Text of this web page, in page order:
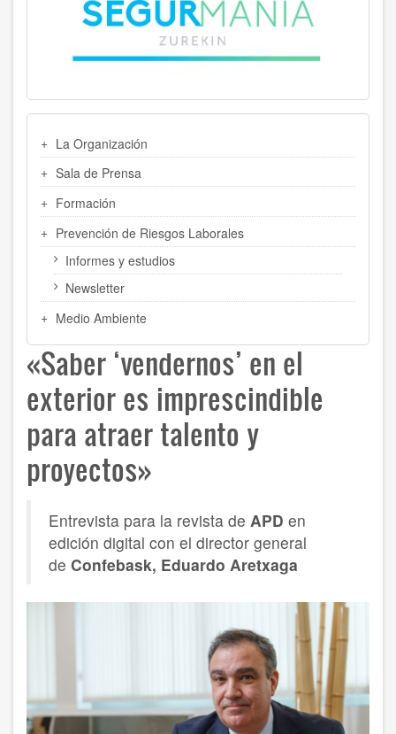
LATERAL
La Organización
Sala de Prensa
Formación
Prevención de Riesgos Laborales
Informes y estudios
Newsletter
Medio Ambiente
«Saber ‘vendernos’ en el
exterior es imprescindible
para atraer talento y
proyectos»
Entrevista para la revista de APD en
edición digital con el director general
de Confebask, Eduardo Aretxaga